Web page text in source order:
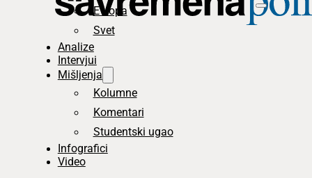
Evropa
Svet
Analize
Intervjui
Mišljenja
Kolumne
Komentari
Studentski ugao
Infografici
Video